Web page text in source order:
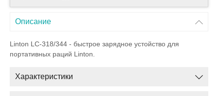
Описание
Linton LC-318/344 - быстрое зарядное устойство для
портативных раций Linton.
Характеристики